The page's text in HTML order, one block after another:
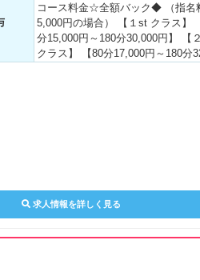
お客様割引・雑費などのお給料カ
切ナシ！ 安心＆しっかり稼げるシ
ムで、あなたのペースに合わせて働
す♪
コース料金☆全額バック◆ （指名
5,000円の場合） 【１st クラス】
分15,000円～180分30,000円】 【
クラス】 【80分17,000円～180分
取り：80分13,000円】 ★2,000円
0円の範囲★ ★指名料を自分で決め
システム★ もちろん！！ 指名料
が手取りとなります☆ 自分で指名
求人情報を詳しく見る